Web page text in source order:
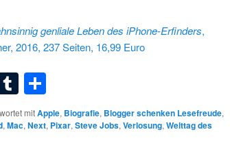
genliale Leben des iPhone-Erfinders,
2016, 237 Seiten, 16,99 Euro
Tumblr
mitApple, Biografie, Blogger schenken Lesefreude,
, Mac, Next, Pixar, Steve Jobs, Verlosung, Welttag des